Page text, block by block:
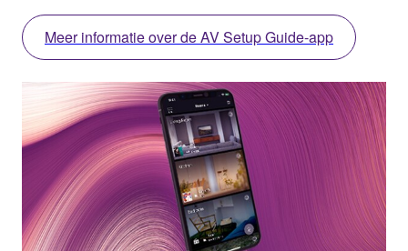
Meer informatie over de AV Setup Guide-app